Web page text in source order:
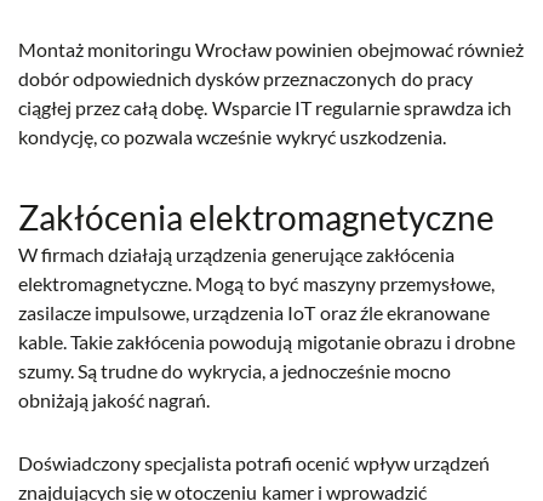
Montaż monitoringu Wrocław powinien obejmować również
dobór odpowiednich dysków przeznaczonych do pracy
ciągłej przez całą dobę. Wsparcie IT regularnie sprawdza ich
kondycję, co pozwala wcześnie wykryć uszkodzenia.
Zakłócenia elektromagnetyczne
W firmach działają urządzenia generujące zakłócenia
elektromagnetyczne. Mogą to być maszyny przemysłowe,
zasilacze impulsowe, urządzenia IoT oraz źle ekranowane
kable. Takie zakłócenia powodują migotanie obrazu i drobne
szumy. Są trudne do wykrycia, a jednocześnie mocno
obniżają jakość nagrań.
Doświadczony specjalista potrafi ocenić wpływ urządzeń
znajdujących się w otoczeniu kamer i wprowadzić